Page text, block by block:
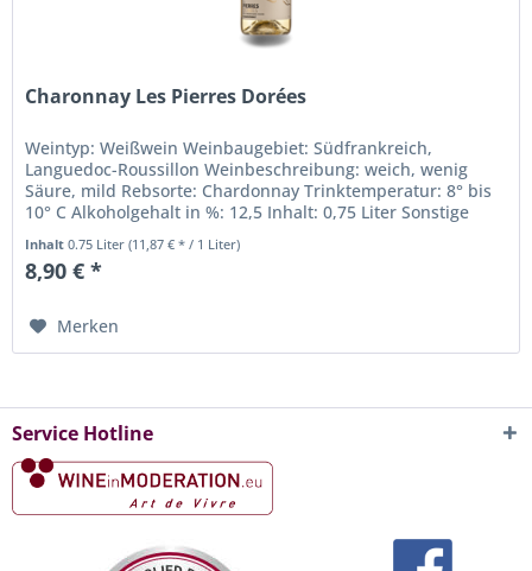
Charonnay Les Pierres Dorées
Weintyp: Weißwein Weinbaugebiet: Südfrankreich,
Languedoc-Roussillon Weinbeschreibung: weich, wenig
Säure, mild Rebsorte: Chardonnay Trinktemperatur: 8° bis
10° C Alkoholgehalt in %: 12,5 Inhalt: 0,75 Liter Sonstige
Inhaltsstoffe:...
Inhalt0.75 Liter(11,87 € * / 1 Liter)
8,90 € *
Merken
Service Hotline